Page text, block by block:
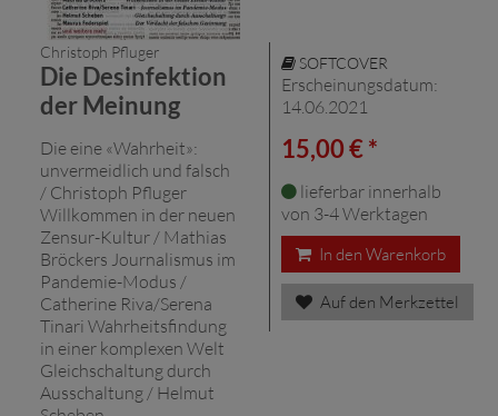
Christoph Pfluger
Die Desinfektion
der Meinung
Die eine «Wahrheit»:
unvermeidlich und falsch
/ Christoph Pfluger
Willkommen in der neuen
Zensur-Kultur / Mathias
Bröckers Journalismus im
Pandemie-Modus /
Catherine Riva/Serena
Tinari Wahrheitsfindung
in einer komplexen Welt
Gleichschaltung durch
Ausschaltung / Helmut
SOFTCOVER
Erscheinungsdatum:
14.06.2021
15,00 € *
lieferbar innerhalb
von 3-4 Werktagen
In den Warenkorb
Auf den Merkzettel